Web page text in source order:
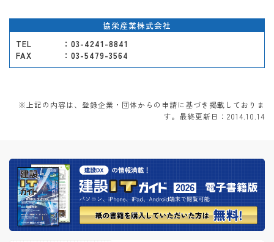
協栄産業株式会社
TEL
：03-4241-8841
FAX
：03-5479-3564
※上記の内容は、登録企業・団体からの申請に基づき掲載しておりま
す。最終更新日：2014.10.14